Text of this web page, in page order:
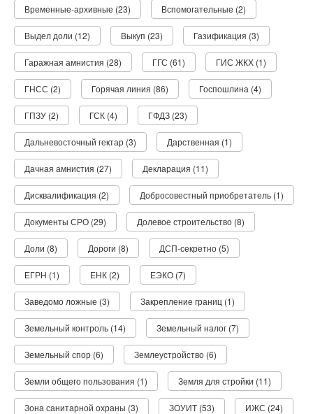
Временные-архивные (23) Вспомогательные (2)
Выдел доли (12) Выкуп (23) Газификация (3)
Гаражная амнистия (28) ГГС (61) ГИС ЖКХ (1)
ГНСС (2) Горячая линия (86) Госпошлина (4)
ГПЗУ (2) ГСК (4) ГФДЗ (23)
Дальневосточный гектар (3) Дарственная (1)
Дачная амнистия (27) Декларация (11)
Дисквалификация (2) Добросовестный приобретатель (1)
Документы СРО (29) Долевое строительство (8)
Доли (8) Дороги (8) ДСП-секретно (5)
ЕГРН (1) ЕНК (2) ЕЭКО (7)
Заведомо ложные (3) Закрепление границ (1)
Земельный контроль (14) Земельный налог (7)
Земельный спор (6) Землеустройство (6)
Земли общего пользования (1) Земля для стройки (11)
Зона санитарной охраны (3) ЗОУИТ (53) ИЖС (24)